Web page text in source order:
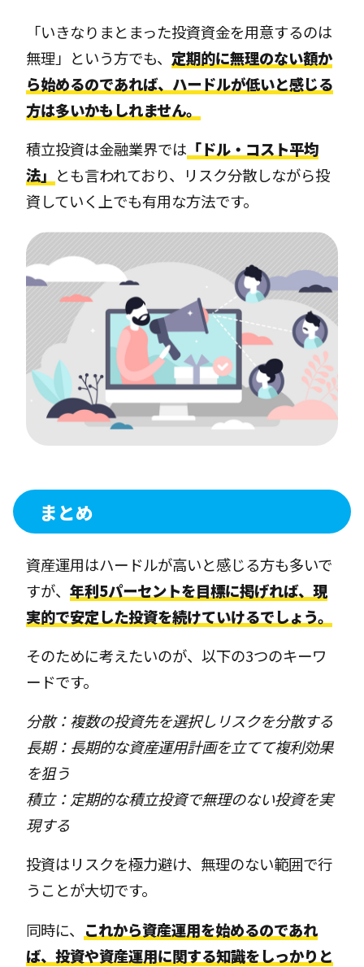
「いきなりまとまった投資資金を用意するのは
無理」という方でも、 定期的に無理のない額か
ら始めるのであれば、ハードルが低いと感じる
方は多いかもしれません。
積立投資は金融業界では 「ドル・コスト平均
法」 とも言われており、リスク分散しながら投
資していく上でも有用な方法です。
まとめ
資産運用はハードルが高いと感じる方も多いで
すが、年利5パーセントを目標に掲げれば、現
実的で安定した投資を続けていけるでしょう。
そのために考えたいのが、以下の3つのキーワ
ードです。
分散：複数の投資先を選択しリスクを分散する
長期：長期的な資産運用計画を立てて複利効果
を狙う
積立：定期的な積立投資で無理のない投資を実
現する
投資はリスクを極力避け、無理のない範囲で行
うことが大切です。
同時に、 これから資産運用を始めるのであれ
ば、投資や資産運用に関する知識をしっかりと